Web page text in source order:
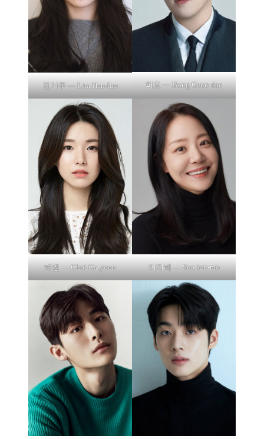
진기주 — Lim Han-lim 피오 — Bong Geun-dae
하영 — Choi Ga-yoon 이지해 — Seo Jun-mo